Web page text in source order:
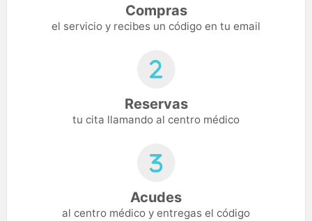
Compras
el servicio y recibes un código en tu email
Reservas
tu cita llamando al centro médico
Acudes
al centro médico y entregas el código